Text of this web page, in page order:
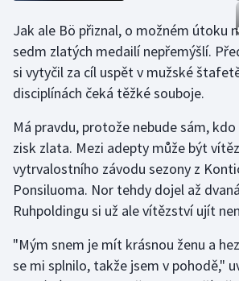
Jak ale Bö přiznal, o možném útoku
sedm zlatých medailí nepřemýšlí.
si vytyčil za cíl uspět v mužské
disciplínách čeká těžké souboje.
Má pravdu, protože nebude sám, kdo
zisk zlata. Mezi adepty může být
vytrvalostního závodu sezony z
Ponsiluoma. Nor tehdy dojel až
Ruhpoldingu si už ale vítězství ujít
"Mým snem je mít krásnou ženu a
se mi splnilo, takže jsem v pohodě,"